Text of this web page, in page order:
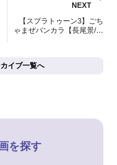
NEXT
【スプラトゥーン3】ごち
ゃまぜバンカラ【長尾景/に
イブ一覧へ
を探す